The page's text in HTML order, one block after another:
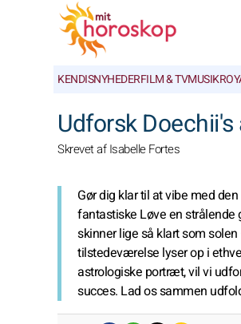
KENDISNYHEDERFILM & TVMUSIK
Udforsk
Skrevet af Isabelle Fortes
Gør dig klar til at vibe med
fantastiske Løve en strålende
skinner lige så klart som
tilstedeværelse lyser op i
astrologiske portræt, vil vi
succes. Lad os sammen